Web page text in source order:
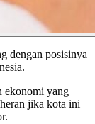
dengan posisinya
ekonomi yang
jika kota ini